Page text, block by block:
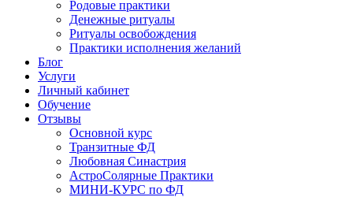
Родовые практики
Денежные ритуалы
Ритуалы освобождения
Практики исполнения желаний
Блог
Услуги
Личный кабинет
Обучение
Отзывы
Основной курс
Транзитные ФД
Любовная Синастрия
АстроСолярные Практики
МИНИ-КУРС по ФД